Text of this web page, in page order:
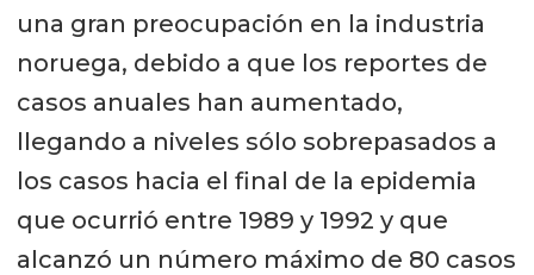
una gran preocupación en la industria
noruega, debido a que los reportes de
casos anuales han aumentado,
llegando a niveles sólo sobrepasados a
los casos hacia el final de la epidemia
que ocurrió entre 1989 y 1992 y que
alcanzó un número máximo de 80 casos